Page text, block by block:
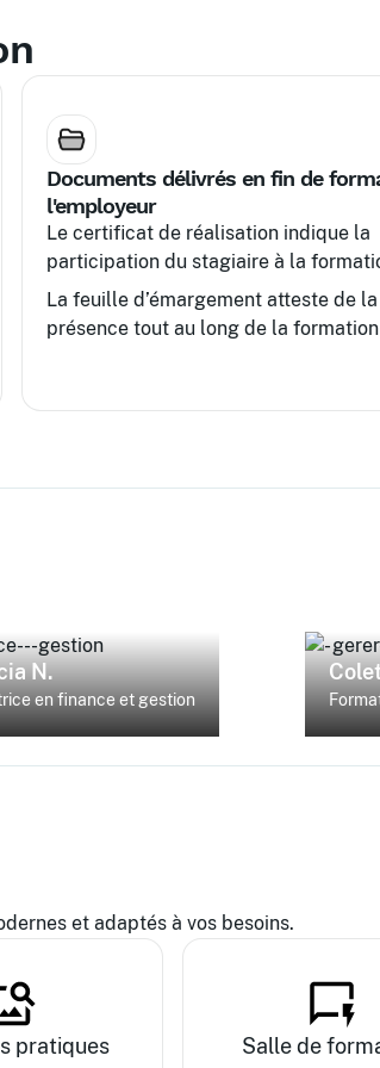
Documents délivrés en fin de
l'employeur
Le certificat de réalisation indique la
participation du stagiaire à la
La feuille d’émargement atteste de la
présence tout au long de la formation
N.
en finance et gestion
et adaptés à vos besoins.
pratiques
Salle de